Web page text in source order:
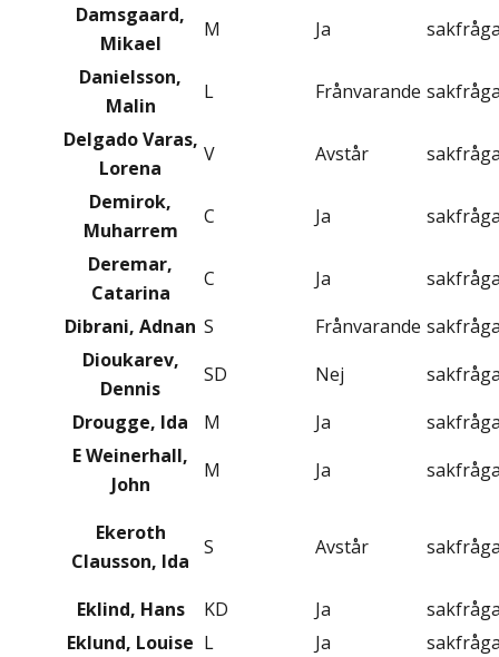
Damsgaard,
Mikael
M Ja
Danielsson,
Malin
L Frånvarande
Delgado Varas,
Lorena
V Avstår
Demirok,
Muharrem
C Ja
Deremar,
Catarina
C Ja
Dibrani, Adnan S Frånvarande
Dioukarev,
Dennis
SD Nej
Drougge, Ida
M Ja
E Weinerhall,
John
M Ja
Ekeroth
Clausson, Ida
S Avstår
Eklind, Hans KD Ja
Eklund, Louise L Ja